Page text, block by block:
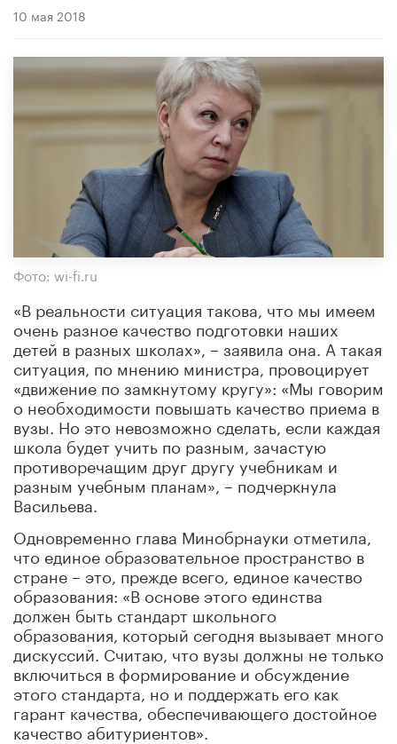
10 мая 2018
Фото: wi-fi.ru
«В реальности ситуация такова, что мы имеем
очень разное качество подготовки наших
детей в разных школах», – заявила она. А такая
ситуация, по мнению министра, провоцирует
«движение по замкнутому кругу»: «Мы говорим
о необходимости повышать качество приема в
вузы. Но это невозможно сделать, если каждая
школа будет учить по разным, зачастую
противоречащим друг другу учебникам и
разным учебным планам», – подчеркнула
Васильева.
Одновременно глава Минобрнауки отметила,
что единое образовательное пространство в
стране – это, прежде всего, единое качество
образования: «В основе этого единства
должен быть стандарт школьного
образования, который сегодня вызывает много
дискуссий. Считаю, что вузы должны не только
включиться в формирование и обсуждение
этого стандарта, но и поддержать его как
гарант качества, обеспечивающего достойное
качество абитуриентов».